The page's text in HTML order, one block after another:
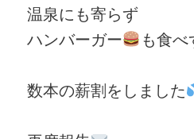
温泉にも寄らず
ハンバーガー
も食
数本の薪割をしました